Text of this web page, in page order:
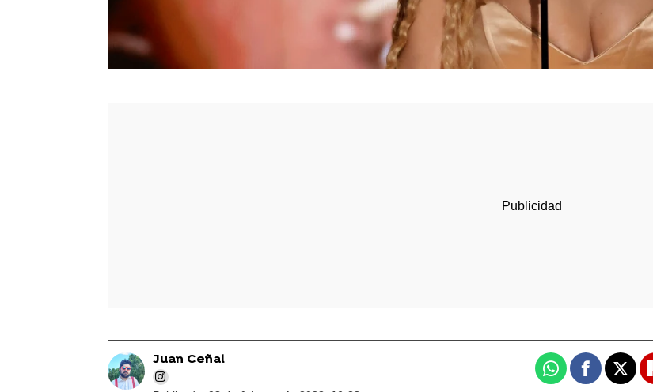
Juan Ceñal
WhatsappFacebook
X